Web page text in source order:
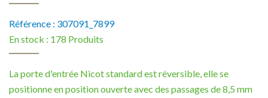
Référence : 307091_7899
En stock : 178 Produits
La porte d'entrée Nicot standard est réversible, elle se
positionne en position ouverte avec des passages de 8,5 mm